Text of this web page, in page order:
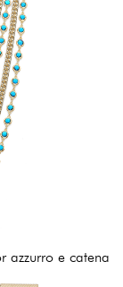
azzurro e catena